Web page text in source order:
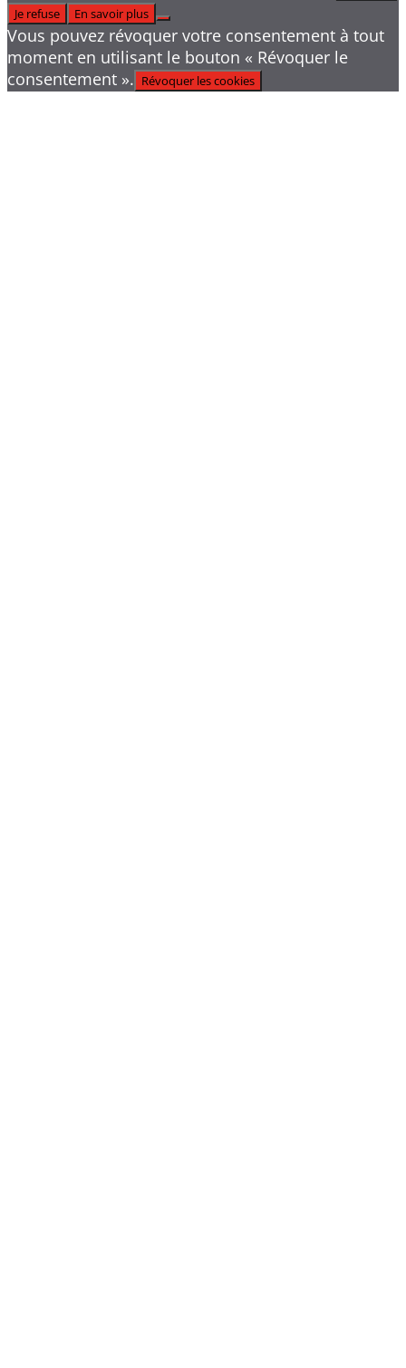
Je refuse
En savoir plus
Vous pouvez révoquer votre consentement à tout
moment en utilisant le bouton « Révoquer le
consentement ». Révoquer les cookies